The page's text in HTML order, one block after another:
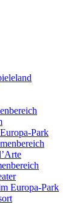
Park
Europa-Park